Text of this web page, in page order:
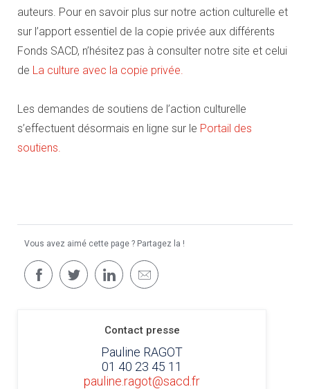
auteurs. Pour en savoir plus sur notre action culturelle et
sur l’apport essentiel de la copie privée aux différents
Fonds SACD, n’hésitez pas à consulter notre site et celui
de La culture avec la copie privée.
Les demandes de soutiens de l’action culturelle
s’effectuent désormais en ligne sur le Portail des
soutiens.
Vous avez aimé cette page ? Partagez la !
Contact presse
Pauline RAGOT
01 40 23 45 11
pauline.ragot@sacd.fr